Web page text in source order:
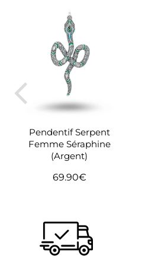
Pendentif Serpent
Femme Séraphine
(Argent)
Prix
69.90€